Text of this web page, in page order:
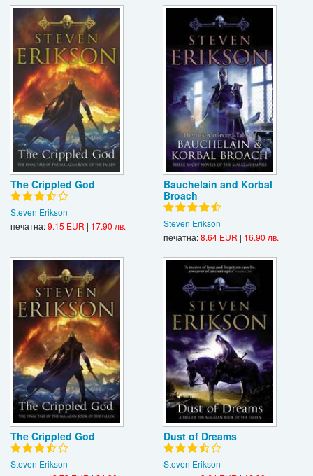
The Crippled God
Steven Erikson
печатна:9.15 EUR | 17.90 лв.
Bauchelain and Korbal
Broach
Steven Erikson
печатна:8.64 EUR | 16.90 лв.
The Crippled God
Steven Erikson
Dust of Dreams
Steven Erikson